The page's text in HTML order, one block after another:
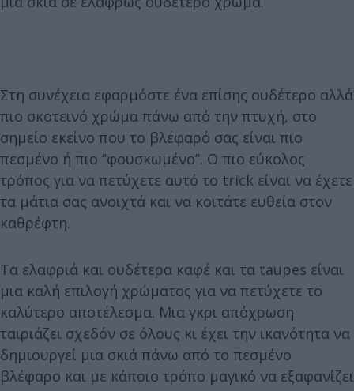
Στη συνέχεια εφαρμόστε ένα επίσης ουδέτερο αλλά
πιο σκοτεινό χρώμα πάνω από την πτυχή, στο
σημείο εκείνο που το βλέφαρό σας είναι πιο
πεσμένο ή πιο ‘’φουσκωμένο’’. Ο πιο εύκολος
τρόπος για να πετύχετε αυτό το trick είναι να έχετε
τα μάτια σας ανοιχτά και να κοιτάτε ευθεία στον
καθρέφτη.
Τα ελαφριά και ουδέτερα καφέ και τα taupes είναι
μια καλή επιλογή χρώματος για να πετύχετε το
καλύτερο αποτέλεσμα. Μια γκρι απόχρωση
ταιριάζει σχεδόν σε όλους κι έχει την ικανότητα να
δημιουργεί μια σκιά πάνω από το πεσμένο
βλέφαρο και με κάποιο τρόπο μαγικό να εξαφανίζει